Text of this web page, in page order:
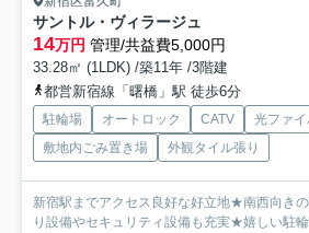
サントル・ヴィラージュ
14万円 管理/共益費5,000円
33.28㎡ (1LDK) /築11年 /3階建
都営新宿線「曙橋」駅 徒歩6分
駐輪場 オートロック CATV
光ファイ
敷地内ごみ置き場
外観タイル張り
新宿駅までアクセス良好な好立地★南西向き
り設備やセキュリティ設備も充実★嬉しい駐